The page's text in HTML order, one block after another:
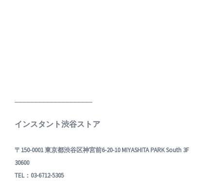
インスタント渋谷ストア
〒150-0001 東京都渋谷区神宮前6-20-10 MIYASHITA PARK South 3F
30600
TEL：03-6712-5305